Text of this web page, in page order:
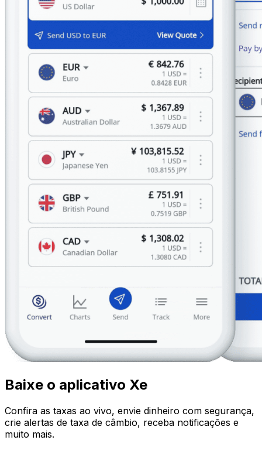
Baixe o aplicativo Xe
Confira as taxas ao vivo, envie dinheiro com segurança,
crie alertas de taxa de câmbio, receba notificações e
muito mais.